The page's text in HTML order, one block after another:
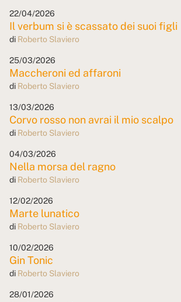
22/04/2026
Il verbum si è scassato dei suoi figli
di Roberto Slaviero
25/03/2026
Maccheroni ed affaroni
di Roberto Slaviero
13/03/2026
Corvo rosso non avrai il mio scalpo
di Roberto Slaviero
04/03/2026
Nella morsa del ragno
di Roberto Slaviero
12/02/2026
Marte lunatico
di Roberto Slaviero
10/02/2026
Gin Tonic
di Roberto Slaviero
28/01/2026